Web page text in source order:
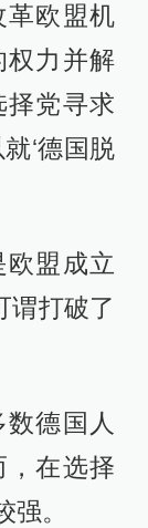
革欧盟机
权力并解
党寻求
‘德国脱
欧盟成立
谓打破了
德国人
在选择
。